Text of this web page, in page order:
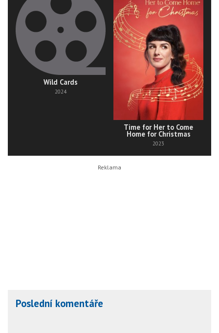
Wild Cards
2024
Time for Her to Come
Home for Christmas
2023
Poslední komentáře